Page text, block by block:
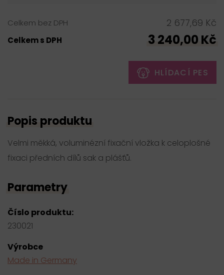
Celkem bez DPH 2 677,69 Kč
Celkem s DPH 3 240,00 Kč
HLÍDACÍ PES
Popis produktu
Velmi měkká, voluminézní fixační vložka k celoplošné
fixaci předních dílů sak a plášťů.
Parametry
Číslo produktu:
230021
Výrobce
Made in Germany